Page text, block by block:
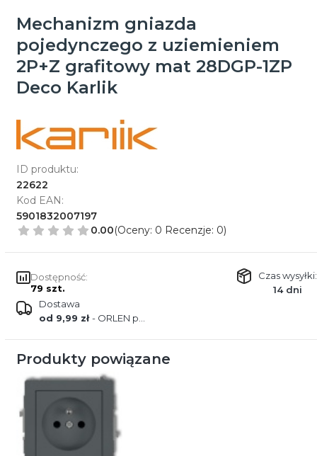
Mechanizm gniazda
pojedynczego z uziemieniem
2P+Z grafitowy mat 28DGP-1ZP
Deco Karlik
ID produktu:
22622
Kod EAN:
5901832007197
0.00(Oceny: 0 Recenzje: 0)
Dostępność:
79 szt.
Czas wysyłki:
14 dni
Dostawa
od 9,99 zł- ORLEN paczka
Produkty powiązane